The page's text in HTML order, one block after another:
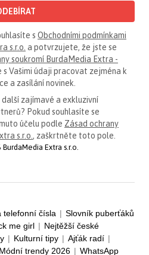
s Obchodními podmínkami
s.r.o. a potvrzujete, že jste se
soukromí BurdaMedia Extra -
s Vašimi údaji pracovat zejména k
a zasílání novinek.
zajímavé a exkluzivní
Pokud souhlasíte se
účelu podle Zásad ochrany
s.r.o. , zaškrtněte toto pole.
Extra s.r.o.
telefonní čísla | Slovník puberťáků
me girl | Nejtěžší české
| Kulturní tipy | Ajťák radí |
Módní trendy 2026 | WhatsApp